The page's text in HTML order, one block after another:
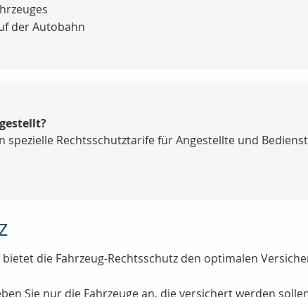
der Autobahn
spezielle Rechtsschutztarife für Angestellte und
die Fahrzeug-Rechtsschutz den optimalen
Sie nur die Fahrzeuge an, die versichert werden